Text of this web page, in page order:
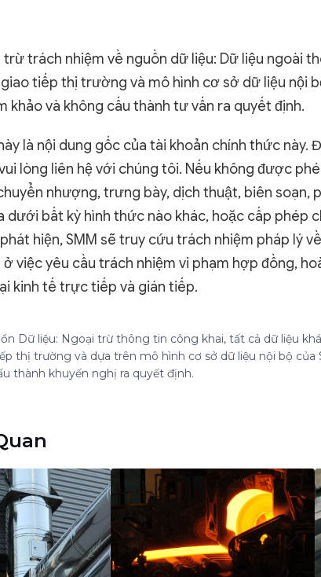
trừ trách nhiệm về nguồn dữ liệu: Dữ liệu ngoài
tiếp thị trường và mô hình cơ sở dữ liệu nội
khảo và không cấu thành tư vấn ra quyết định.
là nội dung gốc của tài khoản chính thức này.
lòng liên hệ với chúng tôi. Nếu không được
nhượng, trưng bày, dịch thuật, biên soạn,
dưới bất kỳ hình thức nào khác, hoặc cấp phép
hiện, SMM sẽ truy cứu trách nhiệm pháp lý
ở việc yêu cầu trách nhiệm vi phạm hợp đồng,
kinh tế trực tiếp và gián tiếp.
Dữ liệu: Ngoại trừ thông tin công khai, tất cả dữ liệu
thị trường và dựa trên mô hình cơ sở dữ liệu nội bộ
thành khuyến nghị ra quyết định.